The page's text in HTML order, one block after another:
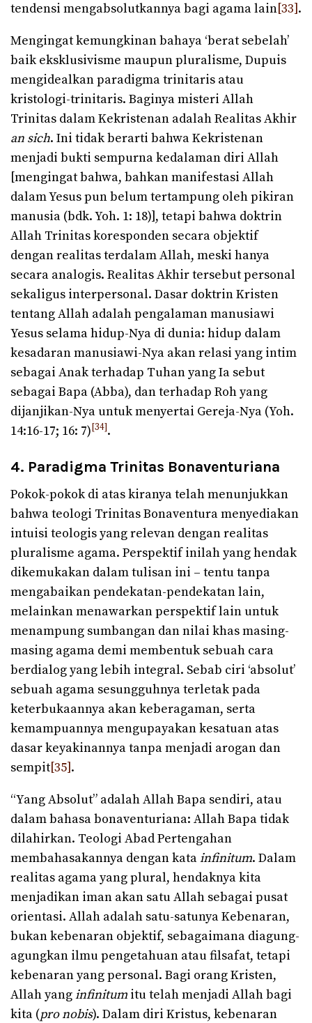
tendensi mengabsolutkannya bagi agama lain[33].
Mengingat kemungkinan bahaya ‘berat sebelah’
baik eksklusivisme maupun pluralisme, Dupuis
mengidealkan paradigma trinitaris atau
kristologi-trinitaris. Baginya misteri Allah
Trinitas dalam Kekristenan adalah Realitas Akhir
an sich. Ini tidak berarti bahwa Kekristenan
menjadi bukti sempurna kedalaman diri Allah
[mengingat bahwa, bahkan manifestasi Allah
dalam Yesus pun belum tertampung oleh pikiran
manusia (bdk. Yoh. 1: 18)], tetapi bahwa doktrin
Allah Trinitas koresponden secara objektif
dengan realitas terdalam Allah, meski hanya
secara analogis. Realitas Akhir tersebut personal
sekaligus interpersonal. Dasar doktrin Kristen
tentang Allah adalah pengalaman manusiawi
Yesus selama hidup-Nya di dunia: hidup dalam
kesadaran manusiawi-Nya akan relasi yang intim
sebagai Anak terhadap Tuhan yang Ia sebut
sebagai Bapa (Abba), dan terhadap Roh yang
dijanjikan-Nya untuk menyertai Gereja-Nya (Yoh.
14:16-17; 16: 7) [34].
4. Paradigma Trinitas Bonaventuriana
Pokok-pokok di atas kiranya telah menunjukkan
bahwa teologi Trinitas Bonaventura menyediakan
intuisi teologis yang relevan dengan realitas
pluralisme agama. Perspektif inilah yang hendak
dikemukakan dalam tulisan ini – tentu tanpa
mengabaikan pendekatan-pendekatan lain,
melainkan menawarkan perspektif lain untuk
menampung sumbangan dan nilai khas masing-
masing agama demi membentuk sebuah cara
berdialog yang lebih integral. Sebab ciri ‘absolut’
sebuah agama sesungguhnya terletak pada
keterbukaannya akan keberagaman, serta
kemampuannya mengupayakan kesatuan atas
dasar keyakinannya tanpa menjadi arogan dan
sempit[35].
“Yang Absolut” adalah Allah Bapa sendiri, atau
dalam bahasa bonaventuriana: Allah Bapa tidak
dilahirkan. Teologi Abad Pertengahan
membahasakannya dengan katainfinitum. Dalam
realitas agama yang plural, hendaknya kita
menjadikan iman akan satu Allah sebagai pusat
orientasi. Allah adalah satu-satunya Kebenaran,
bukan kebenaran objektif, sebagaimana diagung-
agungkan ilmu pengetahuan atau filsafat, tetapi
kebenaran yang personal. Bagi orang Kristen,
Allah yanginfinitum itu telah menjadi Allah bagi
kita (pro nobis). Dalam diri Kristus, kebenaran